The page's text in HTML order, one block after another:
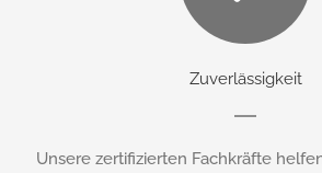
Zuverlässigkeit
Unsere zertifizierten Fachkräfte